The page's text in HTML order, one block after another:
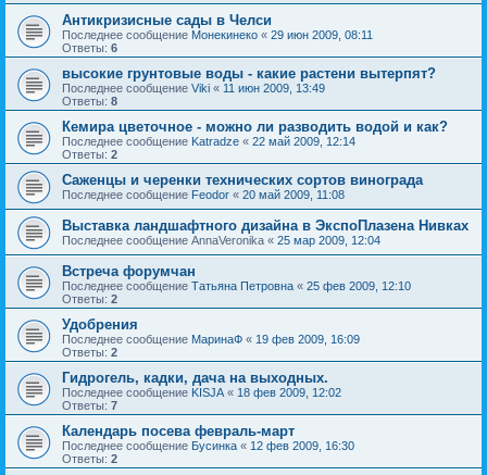
Антикризисные сады в Челси
Последнее сообщение Монекинеко « 29 июн 2009, 08:11
Ответы: 6
высокие грунтовые воды - какие растени вытерпят?
Последнее сообщение Viki « 11 июн 2009, 13:49
Ответы: 8
Кемира цветочное - можно ли разводить водой и как?
Последнее сообщение Katradze « 22 май 2009, 12:14
Ответы: 2
Саженцы и черенки технических сортов винограда
Последнее сообщение Feodor « 20 май 2009, 11:08
Выставка ландшафтного дизайна в ЭкспоПлазена Нивках
Последнее сообщение AnnaVeronika « 25 мар 2009, 12:04
Встреча форумчан
Последнее сообщение Татьяна Петровна « 25 фев 2009, 12:10
Ответы: 2
Удобрения
Последнее сообщение МаринаФ « 19 фев 2009, 16:09
Ответы: 2
Гидрогель, кадки, дача на выходных.
Последнее сообщение KISJA « 18 фев 2009, 12:02
Ответы: 7
Календарь посева февраль-март
Последнее сообщение Бусинка « 12 фев 2009, 16:30
Ответы: 2